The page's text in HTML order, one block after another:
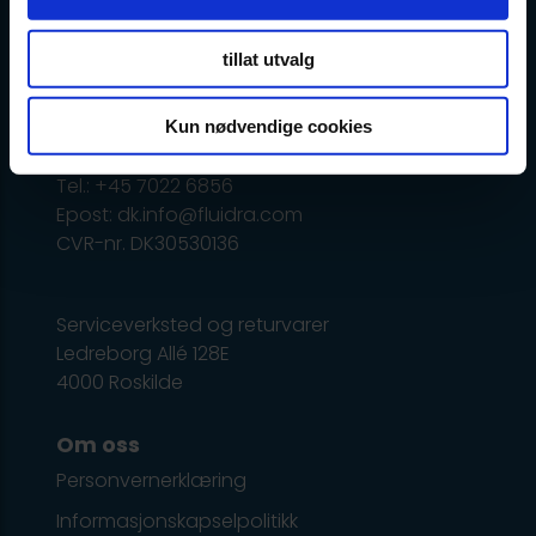
tillat utvalg
Kun nødvendige cookies
og endres uten forbehold.
Administrasjon
Ledreborg Alle 128C, 1 tv.
DK-4000 Roskilde
Tel.: +45 7022 6856
Epost: dk.info@fluidra.com
CVR-nr. DK30530136
Serviceverksted og returvarer
Ledreborg Allé 128E
4000 Roskilde
Om oss
Personvernerklæring
Informasjonskapselpolitikk